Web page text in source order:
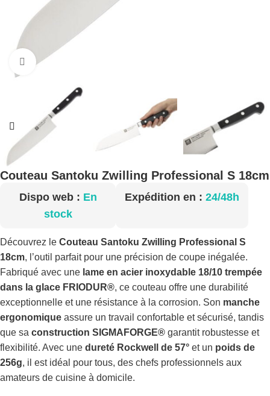
Cliquez pour agrandir
Couteau Santoku Zwilling Professional S 18cm
Dispo web : En
stock
Expédition en : 24/48h
Découvrez le Couteau Santoku Zwilling Professional S
18cm, l’outil parfait pour une précision de coupe inégalée.
Fabriqué avec une lame en acier inoxydable 18/10 trempée
dans la glace FRIODUR®, ce couteau offre une durabilité
exceptionnelle et une résistance à la corrosion. Son manche
ergonomique assure un travail confortable et sécurisé, tandis
que sa construction SIGMAFORGE® garantit robustesse et
flexibilité. Avec une dureté Rockwell de 57° et un poids de
256g, il est idéal pour tous, des chefs professionnels aux
amateurs de cuisine à domicile.